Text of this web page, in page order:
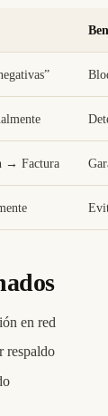
→ Factura
en red
respaldo